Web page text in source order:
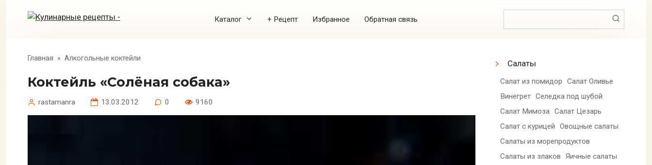
Каталог + Рецепт Избранное Обратная связь
Главная » Алкогольные коктейли
Коктейль «Солёная собака»
rastamanra 13.03.2012 0 9160
Салаты
Салат из помидор
Салат Оливье
Винегрет Селедка под шубой
Салат Мимоза Салат Цезарь
Салат с курицей
Овощные салаты
Салаты из морепродуктов
Салаты из злаков
Яичные салаты